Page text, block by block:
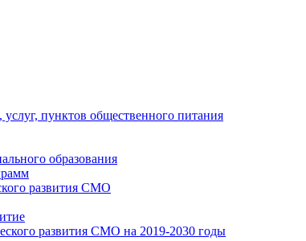
пунктов общественного питания
образования
развития СМО
развития СМО на 2019-2030 годы